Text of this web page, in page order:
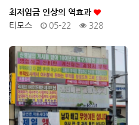
최저임금 인상의 역효과
티모스
05-22 328